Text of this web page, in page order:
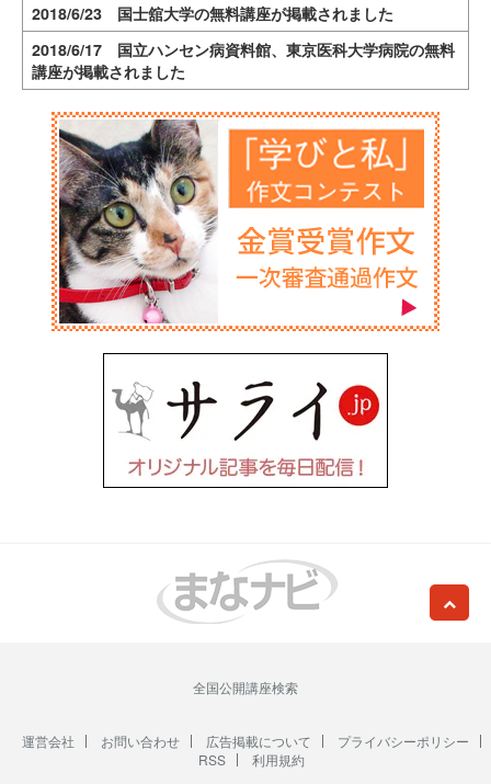
2018/6/23 国士舘大学の無料講座が掲載されました
2018/6/17 国立ハンセン病資料館、東京医科大学病院の無料
講座が掲載されました
全国公開講座検索
運営会社 お問い合わせ 広告掲載について
プライバシーポリシー
RSS
利用規約